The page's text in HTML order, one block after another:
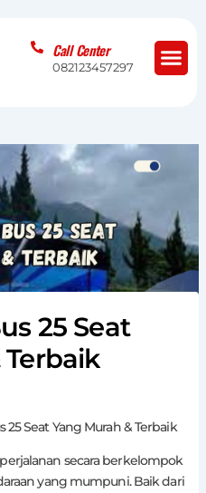
Call Center
082123457297
25 Seat
25 Seat Yang Murah & Terbaik
secara berkelompok
yang mumpuni. Baik dari